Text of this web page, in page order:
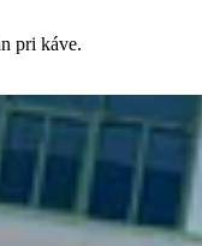
pri káve.